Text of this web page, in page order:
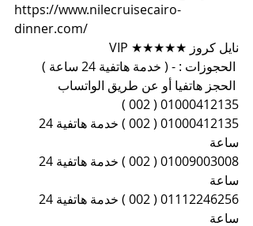
https://www.nilecruisecairo-
dinner.com/
نايل كروز ★★★★★ VIP
الحجوزات : - ( خدمة هاتفية 24 ساعة )
الحجز هاتفيا أو عن طريق الواتساب
01000412135 ( 002 )
ساعة
ساعة
ساعة